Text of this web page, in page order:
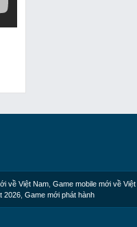
về Việt Nam Game mobile mới về
2026 Game mới phát hành